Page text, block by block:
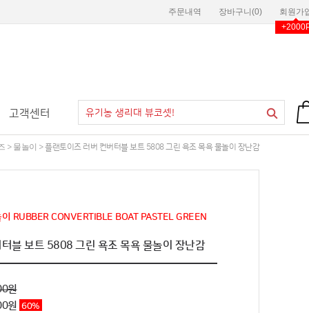
회원가
장바구니(0)
주문내역
고객센터
> 물놀이 > 플랜토이즈 러버 컨버터블 보트 5808 그린 욕조 목욕 물놀이 장난감
RUBBER CONVERTIBLE BOAT PASTEL GREEN
블 보트 5808 그린 욕조 목욕 물놀이 장난감
원
원 60%